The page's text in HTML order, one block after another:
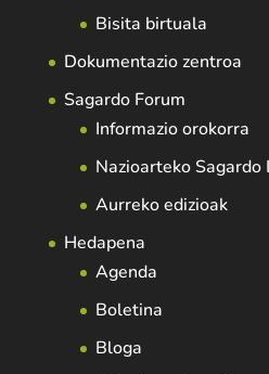
Bisita birtuala
Dokumentazio zentroa
Sagardo Forum
Informazio orokorra
Nazioarteko Sagardo
Aurreko edizioak
Hedapena
Agenda
Boletina
Bloga